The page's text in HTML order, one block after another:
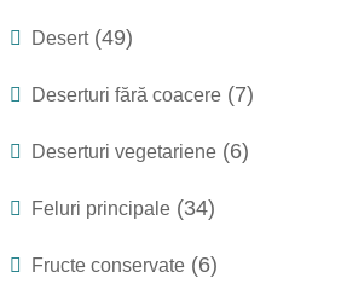
Desert(49)
Deserturi fără coacere (7)
Deserturi vegetariene (6)
Feluri principale (34)
Fructe conservate (6)